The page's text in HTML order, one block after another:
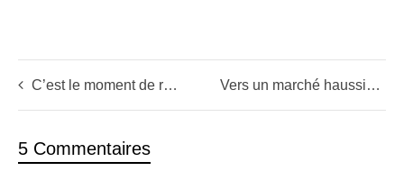
C’est le moment de repartir à la pêche aux opportunités Vers un marché haussier ou baissier? C’est maintenant que ça se joue
5 Commentaires